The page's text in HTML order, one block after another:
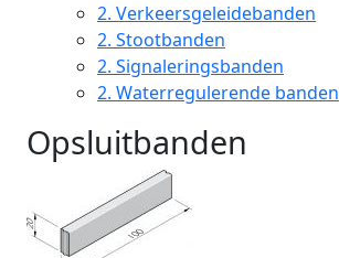
2. Verkeersgeleidebanden
2. Stootbanden
2. Signaleringsbanden
2. Waterregulerende banden
Opsluitbanden